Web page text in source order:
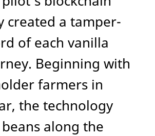
created a tamper-
of each vanilla
Beginning with
farmers in
the technology
along the